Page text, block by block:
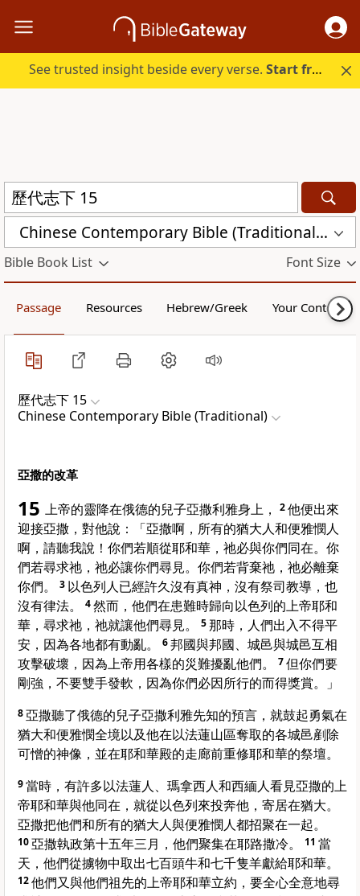
See trusted insight beside every verse.Start free.
Chinese Contemporary Bible (Traditional) (CCBT)
Bible Book List Font Size
Passage Resources Hebrew/Greek Your Content
歷代志下 15
Chinese Contemporary Bible (Traditional)
亞撒的改革
15 上帝的靈降在俄德的兒子亞撒利雅身上， 2他便出來
迎接亞撒，對他說：「亞撒啊，所有的猶大人和便雅憫人
啊，請聽我說！你們若順從耶和華，祂必與你們同在。你
們若尋求祂，祂必讓你們尋見。你們若背棄祂，祂必離棄
你們。
3 以色列人已經許久沒有真神，沒有祭司教導，也
沒有律法。
4然而，他們在患難時歸向以色列的上帝耶和
華，尋求祂，祂就讓他們尋見。
5那時，人們出入不得平
安，因為各地都有動亂。
6邦國與邦國、城邑與城邑互相
攻擊破壞，因為上帝用各樣的災難擾亂他們。
7但你們要
剛強，不要雙手發軟，因為你們必因所行的而得獎賞。」
8亞撒聽了俄德的兒子亞撒利雅先知的預言，就鼓起勇氣在
猶大和便雅憫全境以及他在以法蓮山區奪取的各城邑剷除
可憎的神像，並在耶和華殿的走廊前重修耶和華的祭壇。
9當時，有許多以法蓮人、瑪拿西人和西緬人看見亞撒的上
帝耶和華與他同在，就從以色列來投奔他，寄居在猶大。
亞撒把他們和所有的猶大人與便雅憫人都招聚在一起。
10亞撒執政第十五年三月，他們聚集在耶路撒冷。 11 當
天，他們從擄物中取出七百頭牛和七千隻羊獻給耶和華。
12他們又與他們祖先的上帝耶和華立約，要全心全意地尋